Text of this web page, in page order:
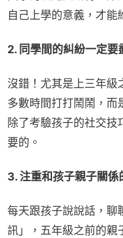
自己上學的意義，才能
2. 同學間的糾紛一定要
沒錯！尤其是上三年級
多數時間打打鬧鬧，而
除了考驗孩子的社交技
要的。
3. 注重和孩子親子關係
每天跟孩子說說話，聊
訊」，五年級之前的親